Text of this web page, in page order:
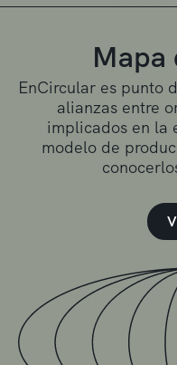
Mapa
EnCircular es punto
alianzas entre
implicados en la
modelo de